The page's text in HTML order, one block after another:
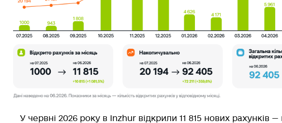
У червні 2026 року в Inzhur відкрили 11 815 нових рахунків —